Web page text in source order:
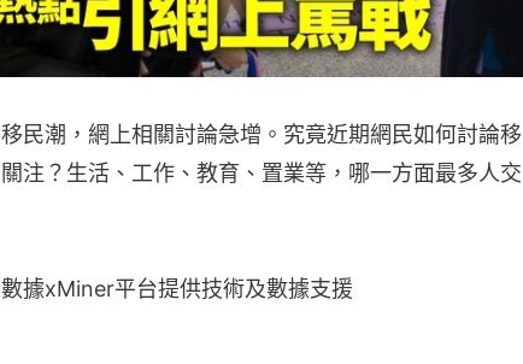
民潮，網上相關討論急增。究竟近期網民如何討論移
注？生活、工作、教育、置業等，哪一方面最多人交
據xMiner平台提供技術及數據支援